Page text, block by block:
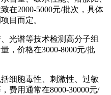
在2000-5000元/批次，具体
目而定。
光谱等技术检测高分子组
，价格在3000-8000元/批
细胞毒性、刺激性、过敏
费用通常在8000-30000元/